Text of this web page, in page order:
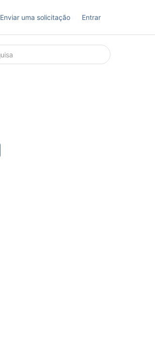
Enviar uma solicitação Entrar